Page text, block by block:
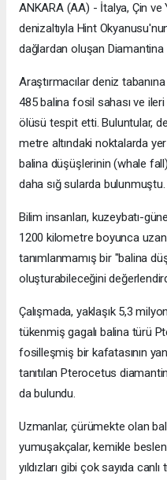
ANKARA (AA) - İtalya, Çin ve
denizaltıyla Hint
dağlardan oluşan Diamantina
Araştırmacılar deniz tabanına
485 balina fosil sahası ve
ölüsü tespit etti. Buluntular,
metre altındaki noktalarda
balina düşüşlerinin (whale
daha sığ sularda bulunmuştu.
Bilim insanları, kuzeybatı-
1200 kilometre boyunca
tanımlanmamış bir "balina
oluşturabileceğini
Çalışmada, yaklaşık 5,3
tükenmiş gagalı balina türü
fosilleşmiş bir kafatasının
tanıtılan Pterocetus
da bulundu.
Uzmanlar, çürümekte olan
yumuşakçalar, kemikle
yıldızları gibi çok sayıda